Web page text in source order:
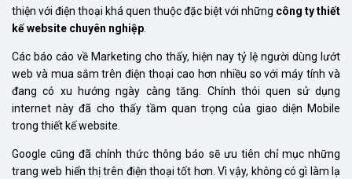
thiện với điện thoại khá quen thuộc đặc biệt với những công ty thiết
kế website chuyên nghiệp.
Các báo cáo về Marketing cho thấy, hiện nay tỷ lệ người dùng lướt
web và mua sắm trên điện thoại cao hơn nhiều so với máy tính và
đang có xu hướng ngày càng tăng. Chính thói quen sử dụng
internet này đã cho thấy tầm quan trọng của giao diện Mobile
trong thiết kế website.
Google cũng đã chính thức thông báo sẽ ưu tiên chỉ mục những
trang web hiển thị trên điện thoại tốt hơn. Vì vậy, không có gì làm lạ